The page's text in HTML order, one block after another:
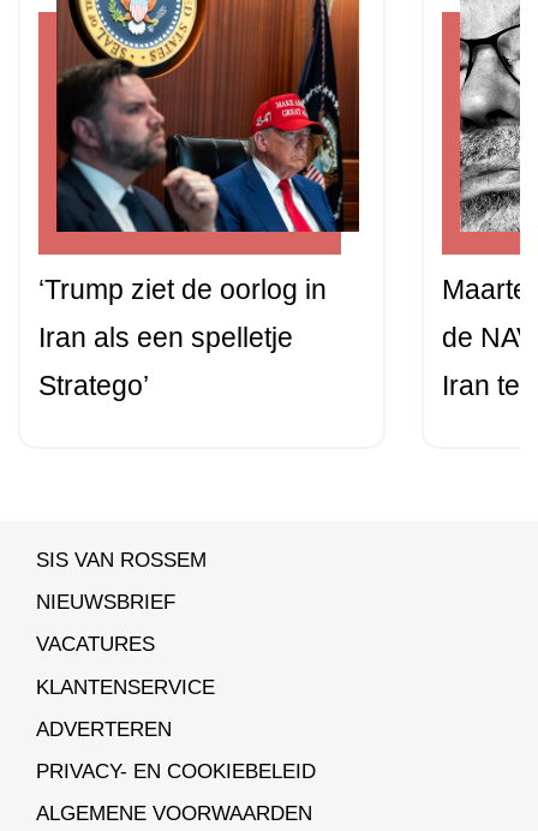
‘Trump ziet de oorlog in
Iran als een spelletje
Stratego’
de
Iran te
SIS VAN ROSSEM
NIEUWSBRIEF
VACATURES
KLANTENSERVICE
ADVERTEREN
PRIVACY- EN COOKIEBELEID
ALGEMENE VOORWAARDEN